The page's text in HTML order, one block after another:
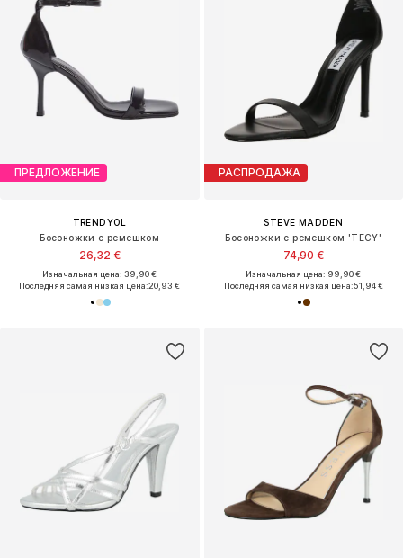
ПРЕДЛОЖЕНИЕ
TRENDYOL
Босоножки с ремешком
26,32 €
Изначальная цена: 39,90 €
Последняя самая низкая цена:20,93 €
РАСПРОДАЖА
STEVE MADDEN
Босоножки с ремешком 'TECY'
74,90 €
Изначальная цена: 99,90 €
Последняя самая низкая цена:51,94 €